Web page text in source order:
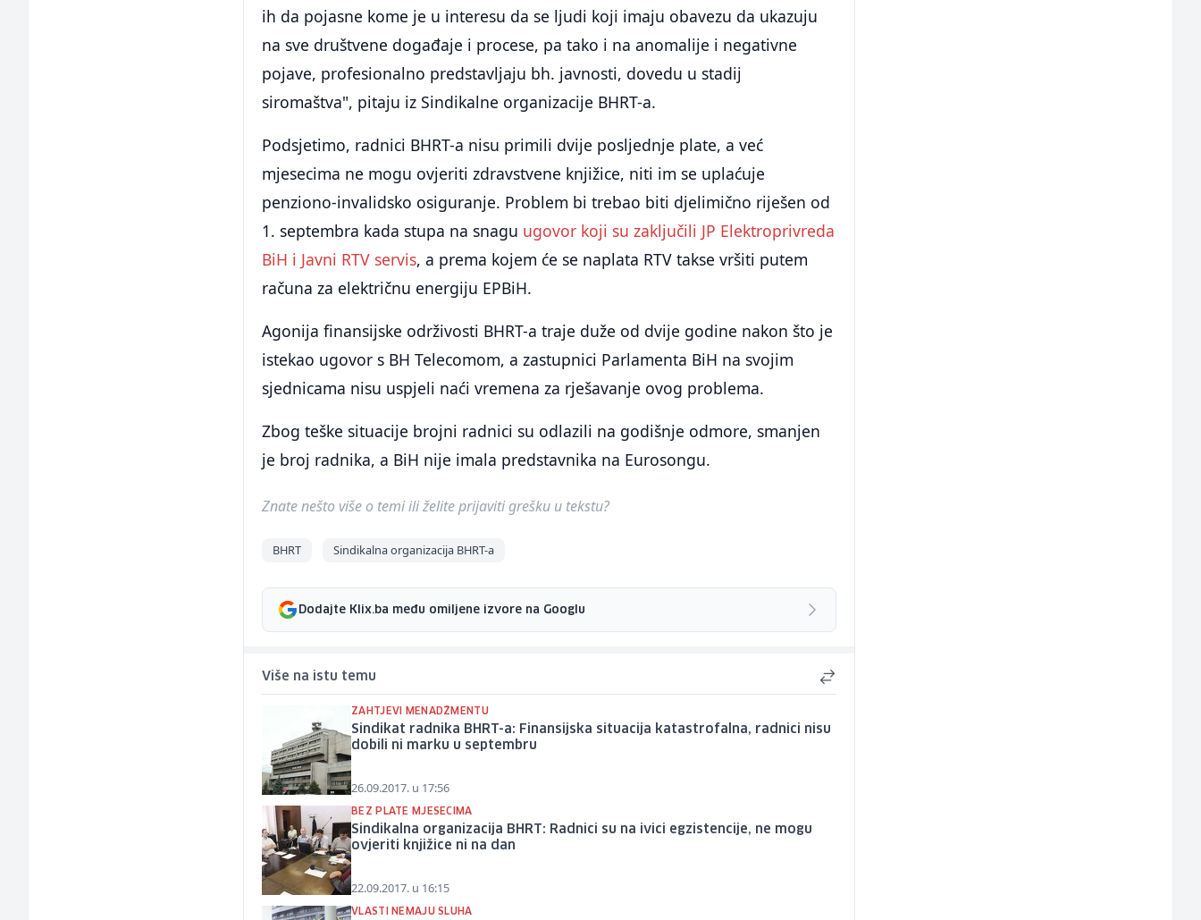
ih da pojasne kome je u interesu da se ljudi koji imaju obavezu da ukazuju
na sve društvene događaje i procese, pa tako i na anomalije i negativne
pojave, profesionalno predstavljaju bh. javnosti, dovedu u stadij
siromaštva", pitaju iz Sindikalne organizacije BHRT-a.
Podsjetimo, radnici BHRT-a nisu primili dvije posljednje plate, a već
mjesecima ne mogu ovjeriti zdravstvene knjižice, niti im se uplaćuje
penziono-invalidsko osiguranje. Problem bi trebao biti djelimično riješen od
1. septembra kada stupa na snagu ugovor koji su zaključili JP Elektroprivreda
BiH i Javni RTV servis, a prema kojem će se naplata RTV takse vršiti putem
računa za električnu energiju EPBiH.
Agonija finansijske održivosti BHRT-a traje duže od dvije godine nakon što je
istekao ugovor s BH Telecomom, a zastupnici Parlamenta BiH na svojim
sjednicama nisu uspjeli naći vremena za rješavanje ovog problema.
Zbog teške situacije brojni radnici su odlazili na godišnje odmore, smanjen
je broj radnika, a BiH nije imala predstavnika na Eurosongu.
Znate nešto više o temi ili želite prijaviti grešku u tekstu?
BHRT Sindikalna organizacija BHRT-a
Dodajte Klix.ba među omiljene izvore na Googlu
Više na istu temu
ZAHTJEVI MENADŽMENTU
Sindikat radnika BHRT-a: Finansijska situacija katastrofalna, radnici nisu
dobili ni marku u septembru
26.09.2017. u 17:56
BEZ PLATE MJESECIMA
Sindikalna organizacija BHRT: Radnici su na ivici egzistencije, ne mogu
ovjeriti knjižice ni na dan
22.09.2017. u 16:15
VLASTI NEMAJU SLUHA